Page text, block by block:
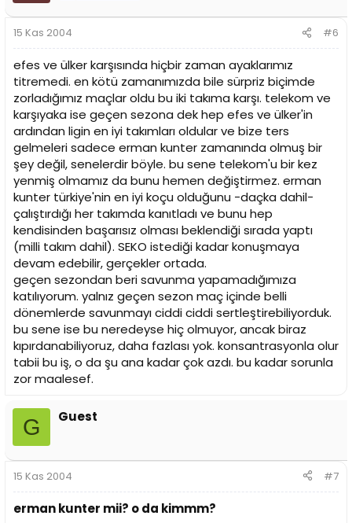
15 Kas 2004 #6
efes ve ülker karşısında hiçbir zaman ayaklarımız
titremedi. en kötü zamanımızda bile sürpriz biçimde
zorladığımız maçlar oldu bu iki takıma karşı. telekom ve
karşıyaka ise geçen sezona dek hep efes ve ülker'in
ardından ligin en iyi takımları oldular ve bize ters
gelmeleri sadece erman kunter zamanında olmuş bir
şey değil, senelerdir böyle. bu sene telekom'u bir kez
yenmiş olmamız da bunu hemen değiştirmez. erman
kunter türkiye'nin en iyi koçu olduğunu -daçka dahil-
çalıştırdığı her takımda kanıtladı ve bunu hep
kendisinden başarısız olması beklendiği sırada yaptı
(milli takım dahil). SEKO istediği kadar konuşmaya
devam edebilir, gerçekler ortada.
geçen sezondan beri savunma yapamadığımıza
katılıyorum. yalnız geçen sezon maç içinde belli
dönemlerde savunmayı ciddi ciddi sertleştirebiliyorduk.
bu sene ise bu neredeyse hiç olmuyor, ancak biraz
kıpırdanabiliyoruz, daha fazlası yok. konsantrasyonla olur
tabii bu iş, o da şu ana kadar çok azdı. bu kadar sorunla
zor maalesef.
G Guest
15 Kas 2004 #7
erman kunter mii? o da kimmm?